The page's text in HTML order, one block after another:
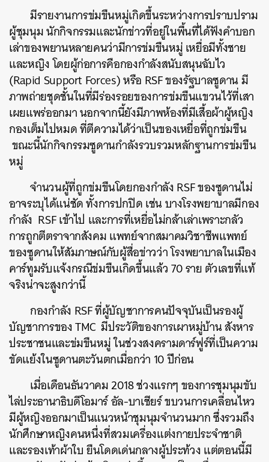
มีรายงานการข่มขืนหมู่เกิดขึ้นระหว่างการปราบปราม
ผู้ชุมนุม นักกิจกรรมและนักข่าวที่อยู่ในพื้นที่ได้ฟังคำบอก
เล่าของพยานหลายคนว่ามีการข่มขืนหมู่ เหยื่อมีทั้งชาย
และหญิง โดยผู้ก่อการคือกองกำลังสนับสนุนฉับไว
(Rapid Support Forces) หรือ RSF ของรัฐบาลซูดาน มี
ภาพถ่ายชุดชั้นในที่มีร่องรอยของการข่มขืนแขวนไว้ที่เสา
เผยแพร่ออกมา นอกจากนี้ยังมีภาพห้องที่มีเสื้อผ้าผู้หญิง
กองเต็มไปหมด ที่ตีความได้ว่าเป็นของเหยื่อที่ถูกข่มขืน
ขณะนี้นักกิจกรรมซูดานกำลังรวบรวมหลักฐานการข่มขืน
หมู่
จำนวนผู้ที่ถูกข่มขืนโดยกองกำลัง RSF ของซูดานไม่
อาจระบุได้แน่ชัด ทั้งการปกปิด เช่น บางโรงพยาบาลมีกอง
กำลัง RSF เข้าไป และการที่เหยื่อไม่กล้าเล่าเพราะกลัว
การถูกตีตราจากสังคม แพทย์จากสมาคมวิชาชีพแพทย์
ของซูดานให้สัมภาษณ์กับผู้สื่อข่าวว่า โรงพยาบาลในเมือง
คาร์ทูมรับแจ้งกรณีข่มขืนเกิดขึ้นแล้ว 70 ราย ตัวเลขที่แท้
จริงน่าจะสูงกว่านี้
กองกำลัง RSF ที่ผู้บัญชาการคนปัจจุบันเป็นรองผู้
บัญชาการของ TMC มีประวัติของการเผาหมู่บ้าน สังหาร
ประชาชนและข่มขืนหมู่ ในช่วงสงครามดาร์ฟูร์ที่เป็นความ
ขัดแย้งในซูดานตะวันตกเมื่อกว่า 10 ปีก่อน
เมื่อเดือนธันวาคม 2018 ช่วงแรกๆ ของการชุมนุมขับ
ไล่ประธานาธิบดีโอมาร์ อัล-บาเชียร์ ขบวนการเคลื่อนไหว
มีผู้หญิงออกมาเป็นแนวหน้าชุมนุมจำนวนมาก ซึ่งรวมถึง
นักศึกษาหญิงคนหนึ่งที่สวมเครื่องแต่งกายประจำชาติ
และรองเท้าผ้าใบ ยืนโดดเด่นกลางผู้ประท้วง แต่ตอนนี้มี